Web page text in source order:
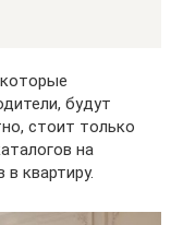
будут
стоит только
на
в квартиру.